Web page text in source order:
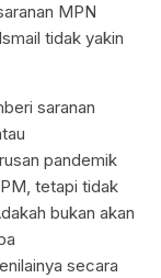
MPN
tidak yakin
saranan
pandemik
tetapi tidak
bukan akan
secara